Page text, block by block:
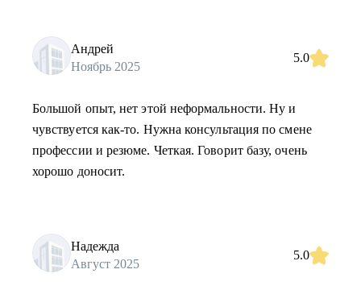
Андрей
Ноябрь 2025
5.0
Большой опыт, нет этой неформальности. Ну и
чувствуется как-то. Нужна консультация по смене
профессии и резюме. Четкая. Говорит базу, очень
хорошо доносит.
Надежда
Август 2025
5.0